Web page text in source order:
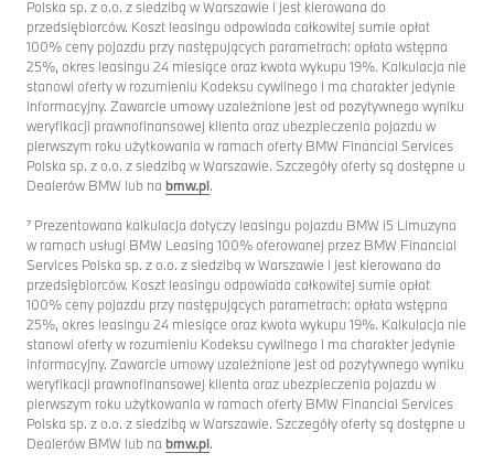
Polska sp. z o.o. z siedzibą w Warszawie i jest kierowana do
przedsiębiorców. Koszt leasingu odpowiada całkowitej sumie opłat
100% ceny pojazdu przy następujących parametrach: opłata wstępna
25%, okres leasingu 24 miesiące oraz kwota wykupu 19%. Kalkulacja nie
stanowi oferty w rozumieniu Kodeksu cywilnego i ma charakter jedynie
informacyjny. Zawarcie umowy uzależnione jest od pozytywnego wyniku
weryfikacji prawnofinansowej klienta oraz ubezpieczenia pojazdu w
pierwszym roku użytkowania w ramach oferty BMW Financial Services
Polska sp. z o.o. z siedzibą w Warszawie. Szczegóły oferty są dostępne u
Dealerów BMW lub na bmw.pl.
⁷ Prezentowana kalkulacja dotyczy leasingu pojazdu BMW i5 Limuzyna
w ramach usługi BMW Leasing 100% oferowanej przez BMW Financial
Services Polska sp. z o.o. z siedzibą w Warszawie i jest kierowana do
przedsiębiorców. Koszt leasingu odpowiada całkowitej sumie opłat
100% ceny pojazdu przy następujących parametrach: opłata wstępna
25%, okres leasingu 24 miesiące oraz kwota wykupu 19%. Kalkulacja nie
stanowi oferty w rozumieniu Kodeksu cywilnego i ma charakter jedynie
informacyjny. Zawarcie umowy uzależnione jest od pozytywnego wyniku
weryfikacji prawnofinansowej klienta oraz ubezpieczenia pojazdu w
pierwszym roku użytkowania w ramach oferty BMW Financial Services
Polska sp. z o.o. z siedzibą w Warszawie. Szczegóły oferty są dostępne u
Dealerów BMW lub na bmw.pl.